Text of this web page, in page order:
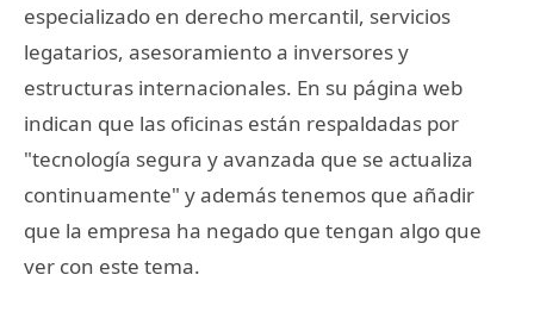
especializado en derecho mercantil, servicios
legatarios, asesoramiento a inversores y
estructuras internacionales. En su página web
indican que las oficinas están respaldadas por
"tecnología segura y avanzada que se actualiza
continuamente" y además tenemos que añadir
que la empresa ha negado que tengan algo que
ver con este tema.